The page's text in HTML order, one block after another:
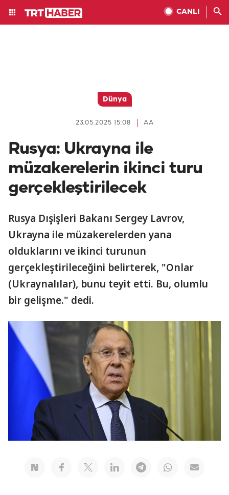
CANLI
Dünya
AA
23.05.2025 15:08
Rusya: Ukrayna ile
müzakerelerin ikinci turu
gerçekleştirilecek
Rusya Dışişleri Bakanı Sergey Lavrov,
Ukrayna ile müzakerelerden yana
olduklarını ve ikinci turunun
gerçekleştirileceğini belirterek, "Onlar
(Ukraynalılar), bunu teyit etti. Bu, olumlu
bir gelişme." dedi.